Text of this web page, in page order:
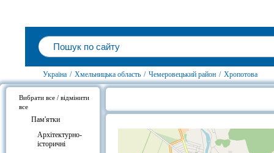
Україна / Хмельницька область / Чемеровецький район / Хропотова
Вибрати все / відмінити
все
Пам'ятки
Архітектурно-
історичні